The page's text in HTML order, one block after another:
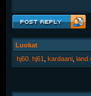
Luokat
hj60. hj61
kardaani land